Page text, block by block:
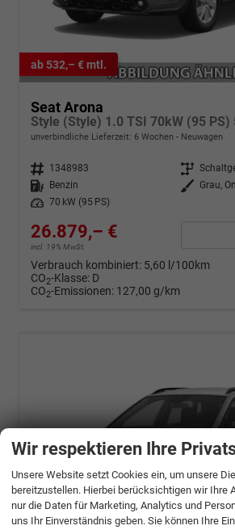
ab 532,– € mtl.
Seat Arona
unverbindliche Lieferzeit: 6 Wochen Neuwagen
Fahrzeugnr. 1348983 Getriebe
Kraftstoff
Benzin Außenfarbe
Grau,
Leistung
70 kW (95 PS)
26.879,– €
incl. 19% MwSt.
Verbrauch kombiniert: 5,60 l/100km
CO2-Klasse: D
CO2-Emissionen: 127,00 g/km
Wir respektieren Ihre
Unsere Website setzt Cookies ein, um unsere
bereitzustellen. Hierbei berücksichtigen wir Ihre
nur die Daten für Marketing, Analytics und
uns Ihr Einverständnis geben. Sie können Ihre